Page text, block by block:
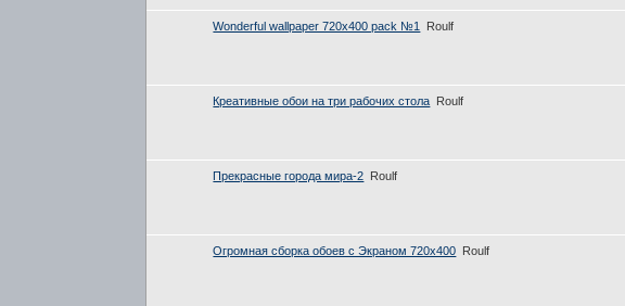
Wonderful wallpaper 720x400 pack №1
Roulf
Креативные обои на три рабочих стола Roulf
Прекрасные города мира-2 Roulf
Огромная сборка обоев с Экраном 720x400 Roulf